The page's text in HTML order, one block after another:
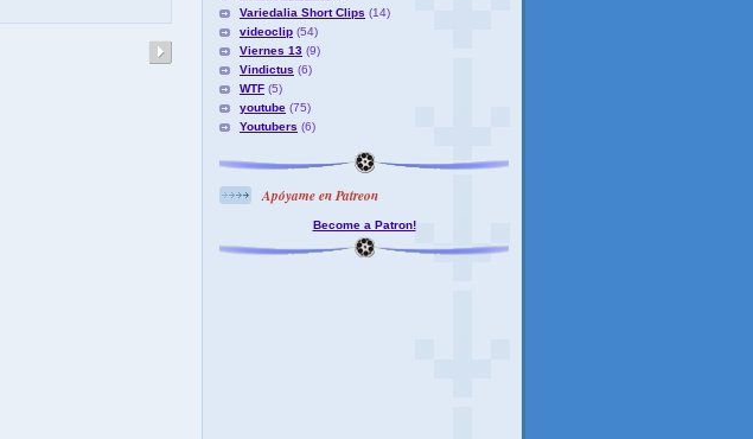
Variedalia Short Clips (14)
videoclip (54)
Viernes 13 (9)
Vindictus (6)
WTF (5)
youtube (75)
Youtubers (6)
Apóyame en Patreon
Become a Patron!